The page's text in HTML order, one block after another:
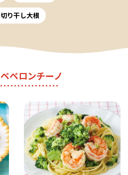
切り干し大根
ペペロンチーノ